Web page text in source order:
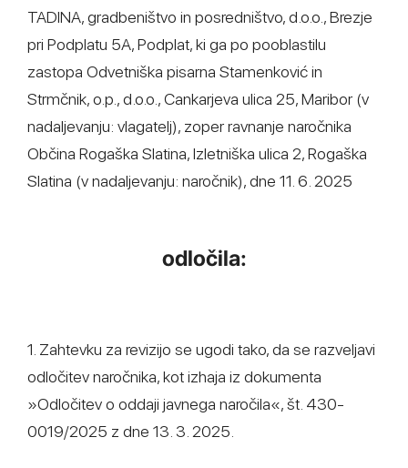
TADINA, gradbeništvo in posredništvo, d.o.o., Brezje
pri Podplatu 5A, Podplat, ki ga po pooblastilu
zastopa Odvetniška pisarna Stamenković in
Strmčnik, o.p., d.o.o., Cankarjeva ulica 25, Maribor (v
nadaljevanju: vlagatelj), zoper ravnanje naročnika
Občina Rogaška Slatina, Izletniška ulica 2, Rogaška
Slatina (v nadaljevanju: naročnik), dne 11. 6. 2025
odločila:
1. Zahtevku za revizijo se ugodi tako, da se razveljavi
odločitev naročnika, kot izhaja iz dokumenta
»Odločitev o oddaji javnega naročila«, št. 430-
0019/2025 z dne 13. 3. 2025.